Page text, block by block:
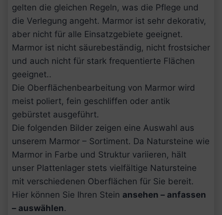
gelten die gleichen Regeln, was die Pflege und
die Verlegung angeht. Marmor ist sehr dekorativ,
aber nicht für alle Einsatzgebiete geeignet.
Marmor ist nicht säurebeständig, nicht frostsicher
und auch nicht für stark frequentierte Flächen
geeignet..
Die Oberflächenbearbeitung von Marmor wird
meist poliert, fein geschliffen oder antik
gebürstet ausgeführt.
Die folgenden Bilder zeigen eine Auswahl aus
unserem Marmor – Sortiment. Da Natursteine wie
Marmor in Farbe und Struktur variieren, hält
unser Plattenlager stets vielfältige Natursteine
mit verschiedenen Oberflächen für Sie bereit.
Hier können Sie Ihren Stein ansehen – anfassen
– auswählen.